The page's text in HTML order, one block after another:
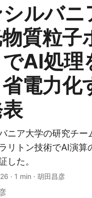
ルバニ
物質粒子
AI処理
電力化
ニア大学の研究チー
リトン技術でAI演算
した。
· 1 min · 胡田昌彦